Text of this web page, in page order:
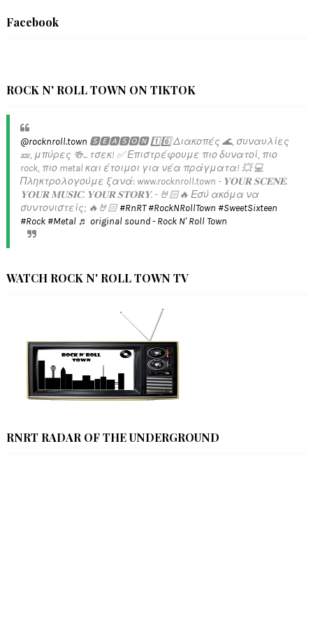
Facebook
ROCK N' ROLL TOWN ON TIKTOK
@rocknroll.town 🆂🅴🅰🆂🅾🅽 1️⃣6️⃣ Διακοπές 🌊, συναυλίες
🎫, μπύρες 🍻... τσεκ! ✅️ Επιστρέφουμε πιο δυνατοί, πιο
rock, πιο metal και έτοιμοι για νέα πράγματα! 💥 💻
Πληκτρολογούμε ξανά: www.rocknroll.town - 𝐘𝐎𝐔𝐑 𝐒𝐂𝐄𝐍𝐄.
𝐘𝐎𝐔𝐑 𝐌𝐔𝐒𝐈𝐂. 𝐘𝐎𝐔𝐑 𝐒𝐓𝐎𝐑𝐘. - 🤘🏻🔥 Εσύ ακόμα να
συντονιστείς; 🔥🤘🏻#RnRT #RockNRollTown #SweetSixteen
#Rock #Metal ♬ original sound - Rock N' Roll Town
WATCH ROCK N' ROLL TOWN TV
RNRT RADAR OF THE UNDERGROUND